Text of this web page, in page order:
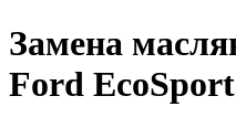
Замена
Ford